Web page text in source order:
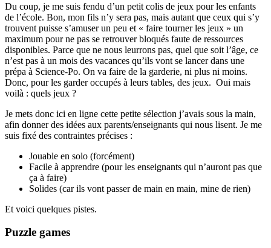
Du coup, je me suis fendu d’un petit colis de jeux pour les enfants
de l’école. Bon, mon fils n’y sera pas, mais autant que ceux qui s’y
trouvent puisse s’amuser un peu et « faire tourner les jeux » un
maximum pour ne pas se retrouver bloqués faute de ressources
disponibles. Parce que ne nous leurrons pas, quel que soit l’âge, ce
n’est pas à un mois des vacances qu’ils vont se lancer dans une
prépa à Science-Po. On va faire de la garderie, ni plus ni moins.
Donc, pour les garder occupés à leurs tables, des jeux. Oui mais
voilà : quels jeux ?
Je mets donc ici en ligne cette petite sélection j’avais sous la main,
afin donner des idées aux parents/enseignants qui nous lisent. Je me
suis fixé des contraintes précises :
Jouable en solo (forcément)
Facile à apprendre (pour les enseignants qui n’auront pas que
ça à faire)
Solides (car ils vont passer de main en main, mine de rien)
Et voici quelques pistes.
Puzzle games